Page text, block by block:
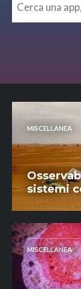
MISCELLANEA
sistemi
MISCELLANEA